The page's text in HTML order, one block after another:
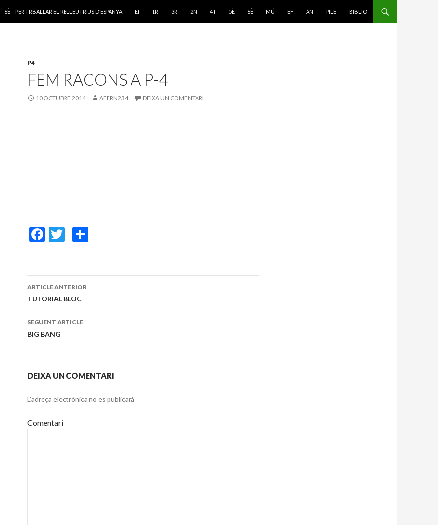
6È – PER TRBALLAR EL RELLEU I RIUS D’ESPANYA
EI 1R 3R 2N 4T 5È 6È MÚ EF AN PILE BIBLIO
P4
FEM RACONS A P-4
10 OCTUBRE 2014 AFERN234 DEIXA UN COMENTARI
F
b
o
o
k
T
er p
te
Navegació
pels
articles
ARTICLE ANTERIOR
TUTORIAL BLOC
SEGÜENT ARTICLE
BIG BANG
DEIXA UN COMENTARI
L'adreça electrònica no es publicarà
Comentari